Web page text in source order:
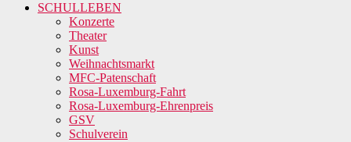
SCHULLEBEN
Konzerte
Theater
Kunst
Weihnachtsmarkt
MFC-Patenschaft
Rosa-Luxemburg-Fahrt
Rosa-Luxemburg-Ehrenpreis
GSV
Schulverein